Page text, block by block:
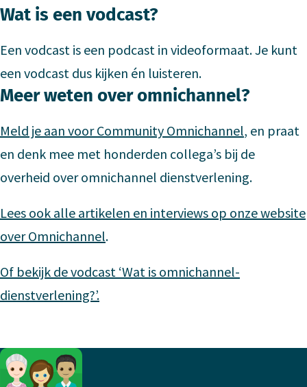
Wat is een vodcast?
Een vodcast is een podcast in videoformaat. Je kunt
een vodcast dus kijken én luisteren.
Meer weten over omnichannel?
Meld je aan voor Community Omnichannel, en praat
en denk mee met honderden collega’s bij de
overheid over omnichannel dienstverlening.
Lees ook alle artikelen en interviews op onze website
over Omnichannel.
Of bekijk de vodcast ‘Wat is omnichannel-
dienstverlening?’.
Footer